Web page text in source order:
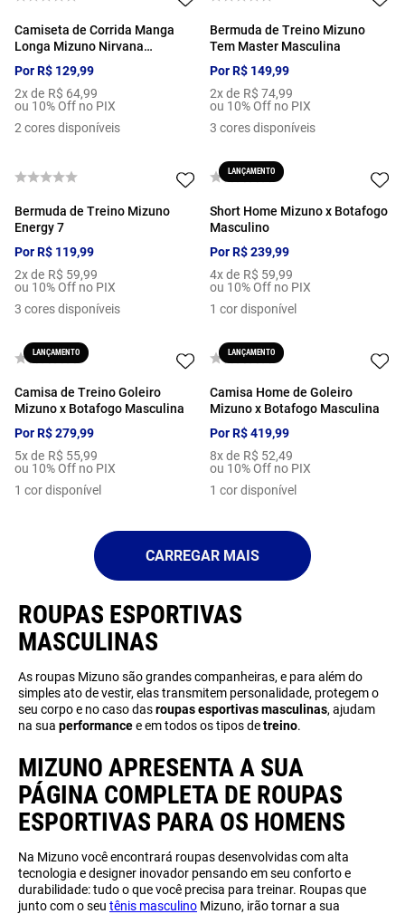
Camiseta de Corrida Manga
Longa Mizuno Nirvana
Feminina
PorR$ 129,99
2x de R$ 64,99
ou 10% Off no PIX
2 cores disponíveis
Bermuda de Treino Mizuno
Tem Master Masculina
PorR$ 149,99
2x de R$ 74,99
ou 10% Off no PIX
3 cores disponíveis
Bermuda de Treino Mizuno
Energy 7
PorR$ 119,99
2x de R$ 59,99
ou 10% Off no PIX
3 cores disponíveis
LANÇAMENTO
Short Home Mizuno x Botafogo
Masculino
PorR$ 239,99
4x de R$ 59,99
ou 10% Off no PIX
1 cor disponível
LANÇAMENTO
Camisa de Treino Goleiro
Mizuno x Botafogo Masculina
PorR$279,99
5x de R$ 55,99
ou 10% Off no PIX
1 cor disponível
LANÇAMENTO
Camisa Home de Goleiro
Mizuno x Botafogo Masculina
PorR$ 419,99
8x de R$ 52,49
ou 10% Off no PIX
1 cor disponível
ROUPAS ESPORTIVAS
MASCULINAS
As roupas Mizuno são grandes companheiras, e para além do
simples ato de vestir, elas transmitem personalidade, protegem o
seu corpo e no caso dasroupas esportivas masculinas, ajudam
na sua performancee em todos os tipos detreino.
MIZUNO APRESENTA A SUA
PÁGINA COMPLETA DE ROUPAS
ESPORTIVAS PARA OS HOMENS
Na Mizuno você encontrará roupas desenvolvidas com alta
tecnologia e designer inovador pensando em seu conforto e
durabilidade: tudo o que você precisa para treinar. Roupas que
junto com o seu tênis masculino Mizuno, irão tornar a sua